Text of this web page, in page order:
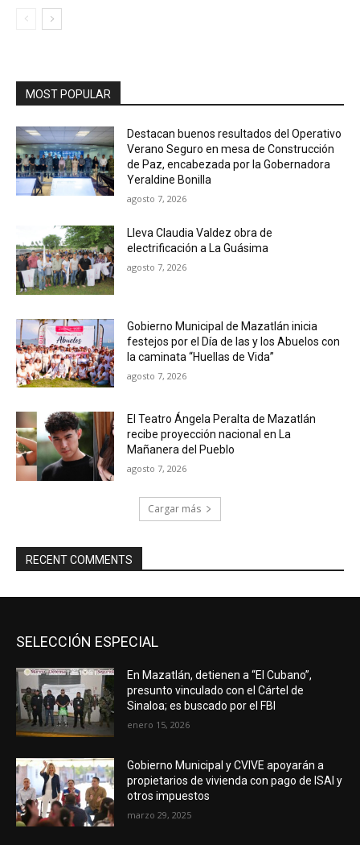
MOST POPULAR
Destacan buenos resultados del Operativo
Verano Seguro en mesa de Construcción
de Paz, encabezada por la Gobernadora
Yeraldine Bonilla
agosto 7, 2026
Lleva Claudia Valdez obra de
electrificación a La Guásima
agosto 7, 2026
Gobierno Municipal de Mazatlán inicia
festejos por el Día de las y los Abuelos con
la caminata “Huellas de Vida”
agosto 7, 2026
El Teatro Ángela Peralta de Mazatlán
recibe proyección nacional en La
Mañanera del Pueblo
agosto 7, 2026
Cargar más
RECENT COMMENTS
SELECCIÓN ESPECIAL
En Mazatlán, detienen a “El Cubano”,
presunto vinculado con el Cártel de
Sinaloa; es buscado por el FBI
enero 15, 2026
Gobierno Municipal y CVIVE apoyarán a
propietarios de vivienda con pago de ISAI y
otros impuestos
marzo 29, 2025